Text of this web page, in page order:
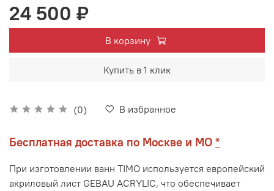
(0) В избранное
24 500 ₽
В корзину
Купить в 1 клик
Бесплатная доставка по Москве и МО *
При изготовлении ванн TIMO используется европейский
акриловый лист GEBAU ACRYLIC, что обеспечивает